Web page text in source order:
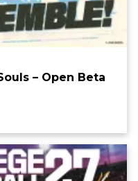
– Open Beta